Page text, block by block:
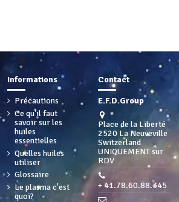
Informations
Précautions
Ce qu'il faut
savoir sur les
huiles
essentielles
Quelles huiles
utiliser
Glossaire
Le plasma c'est
quoi?
Contact
E.F.D.Group
Place de la Liberté
2520 La Neuveville
Switzerland
UNIQUEMENT sur
RDV
+ 41.78.60.88.345